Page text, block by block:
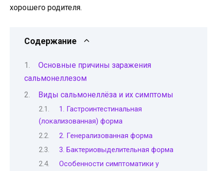
хорошего родителя.
Содержание
Основные причины заражения
сальмонеллезом
Виды сальмонеллёза и их симптомы
1. Гастроинтестинальная
(локализованная) форма
2. Генерализованная форма
3. Бактериовыделительная форма
Особенности симптоматики у